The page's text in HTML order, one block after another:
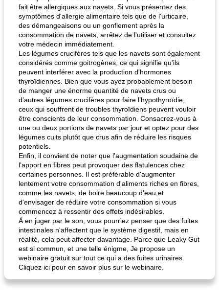
fait être allergiques aux navets. Si vous présentez des
symptômes d'allergie alimentaire tels que de l'urticaire,
des démangeaisons ou un gonflement après la
consommation de navets, arrêtez de l'utiliser et consultez
votre médecin immédiatement.
Les légumes crucifères tels que les navets sont également
considérés comme goitrogènes, ce qui signifie qu'ils
peuvent interférer avec la production d'hormones
thyroïdiennes. Bien que vous ayez probablement besoin
de manger une énorme quantité de navets crus ou
d’autres légumes crucifères pour faire l’hypothyroïdie,
ceux qui souffrent de troubles thyroïdiens peuvent vouloir
être conscients de leur consommation. Consacrez-vous à
une ou deux portions de navets par jour et optez pour des
légumes cuits plutôt que crus afin de réduire les risques
potentiels.
Enfin, il convient de noter que l'augmentation soudaine de
l'apport en fibres peut provoquer des flatulences chez
certaines personnes. Il est préférable d'augmenter
lentement votre consommation d'aliments riches en fibres,
comme les navets, de boire beaucoup d'eau et
d'envisager de réduire votre consommation si vous
commencez à ressentir des effets indésirables.
À en juger par le son, vous pourriez penser que des fuites
intestinales n'affectent que le système digestif, mais en
réalité, cela peut affecter davantage. Parce que Leaky Gut
est si commun, et une telle énigme, Je propose un
webinaire gratuit sur tout ce qui a des fuites urinaires.
Cliquez ici pour en savoir plus sur le webinaire.